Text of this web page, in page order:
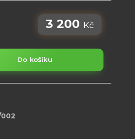
3 200 Kč
Do košíku